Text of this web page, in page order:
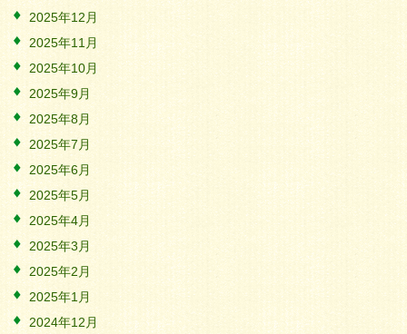
2025年12月
2025年11月
2025年10月
2025年9月
2025年8月
2025年7月
2025年6月
2025年5月
2025年4月
2025年3月
2025年2月
2025年1月
2024年12月